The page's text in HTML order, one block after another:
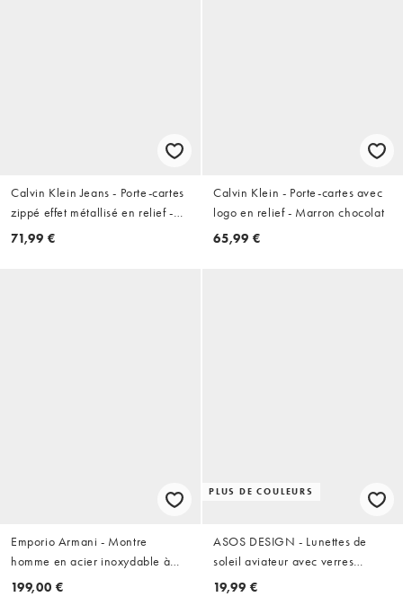
Calvin Klein Jeans - Porte-cartes
zippé effet métallisé en relief -
Noir
71,99 €
Calvin Klein - Porte-cartes avec
logo en relief - Marron chocolat
65,99 €
Emporio Armani - Montre
homme en acier inoxydable à
trois aiguilles avec date -
199,00 €
PLUS DE COULEURS
ASOS DESIGN - Lunettes de
soleil aviateur avec verres
marron - Marron écaille de
19,99 €